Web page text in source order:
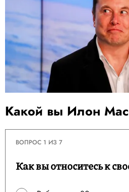
Какой вы Илон
ВОПРОС 1 ИЗ 7
Как вы относитесь к